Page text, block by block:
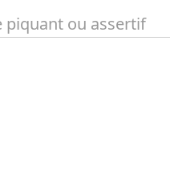
ou assertif